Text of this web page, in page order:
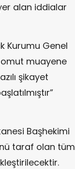
alan iddialar
Kurumu Genel
muayene
şikayet
Başhekimi
taraf olan tüm